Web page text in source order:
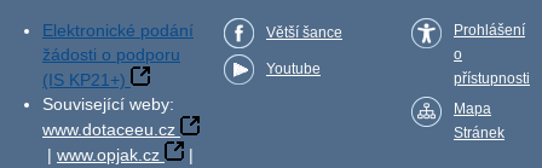
Elektronické podání
žádosti o podporu
(IS KP21+)
Související weby:
www.dotaceeu.cz
| www.opjak.cz
|
Větší šance
Youtube
Prohlášení
o
přístupnosti
Mapa
Stránek